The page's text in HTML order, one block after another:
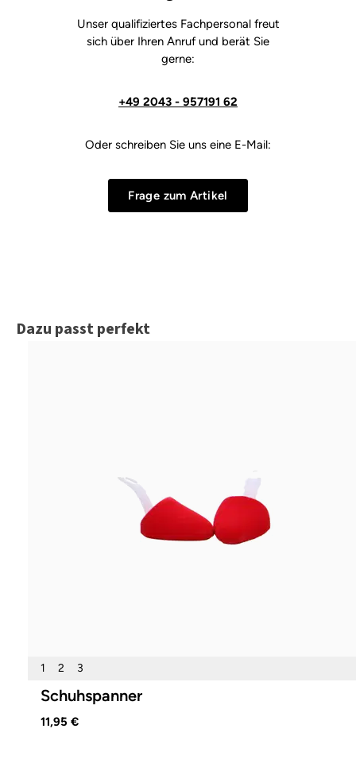
Unser qualifiziertes Fachpersonal freut
sich über Ihren Anruf und berät Sie
gerne:
+49 2043 - 957191 62
Oder schreiben Sie uns eine E-Mail:
Frage zum Artikel
Produktgalerie überspringen
Dazu passt perfekt
1 2 3
Schuhspanner
11,95 €